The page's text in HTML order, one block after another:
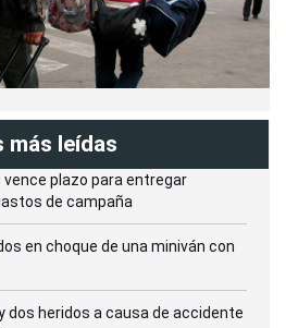
más leídas
vence plazo para entregar
de campaña
en choque de una miniván con
dos heridos a causa de accidente